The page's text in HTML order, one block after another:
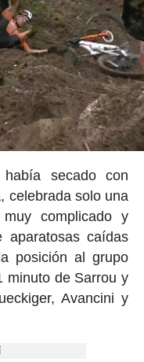
secado con
celebrada solo una
complicado y
caídas
posición al grupo
minuto de Sarrou y
Avancini y